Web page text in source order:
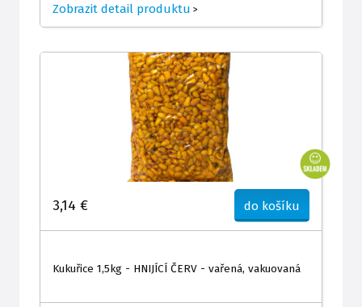
Zobrazit detail produktu >
3,14 € do košíku
Kukuřice 1,5kg - HNIJÍCÍ ČERV - vařená, vakuovaná